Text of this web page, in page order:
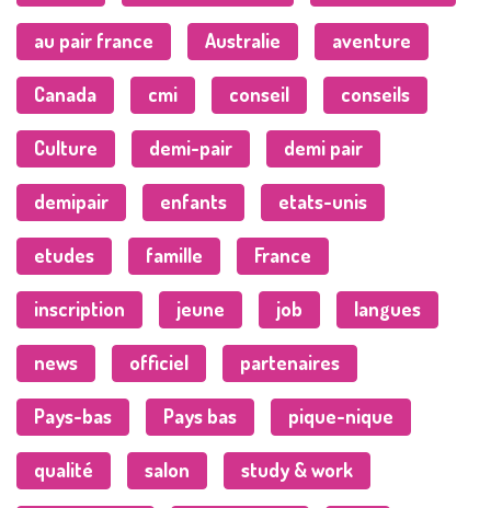
au pair france Australie aventure
Canada cmi conseil conseils
Culture demi-pair demi pair
demipair enfants etats-unis
etudes famille France
inscription jeune job langues
news officiel partenaires
Pays-bas Pays bas pique-nique
qualité salon study & work